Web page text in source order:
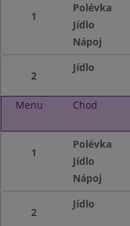
1
Polévka
Jídlo
Nápoj
2
Jídlo
Menu Chod
1
Polévka
Jídlo
Nápoj
2
Jídlo